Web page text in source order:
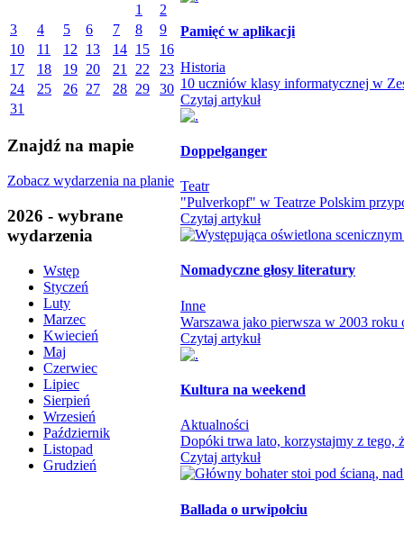
1
2
3
4 5 6 7 8
9
10
11 12 13 14 15
16
17
18 19 20 21 22
23
24
25 26 27 28 29
30
31
Znajdź na mapie
Zobacz wydarzenia na planie
2026 - wybrane
wydarzenia
Wstęp
Styczeń
Luty
Marzec
Kwiecień
Maj
Czerwiec
Lipiec
Sierpień
Wrzesień
Październik
Listopad
Grudzień
Pamięć w aplikacji
Historia
10 uczniów klasy informatycznej w
Czytaj artykuł
Doppelganger
Teatr
"Pulverkopf" w Teatrze Polskim
Czytaj artykuł
Nomadyczne głosy literatury
Inne
Warszawa jako pierwsza w 2003 roku
Czytaj artykuł
Kultura na weekend
Aktualności
Dopóki trwa lato, korzystajmy z tego,
Czytaj artykuł
Ballada o urwipołciu